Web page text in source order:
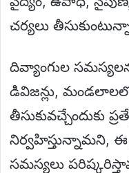
చర్యలు
దివ్యాంగుల
డివిజన్లు, మండలాలలో
తీసుకువచ్చేందుకు
నిర్వహిస్తున్నామని,
సమస్యలు